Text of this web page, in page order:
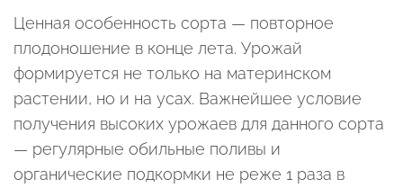
Ценная особенность сорта — повторное
плодоношение в конце лета. Урожай
формируется не только на материнском
растении, но и на усах. Важнейшее условие
получения высоких урожаев для данного сорта
— регулярные обильные поливы и
органические подкормки не реже 1 раза в